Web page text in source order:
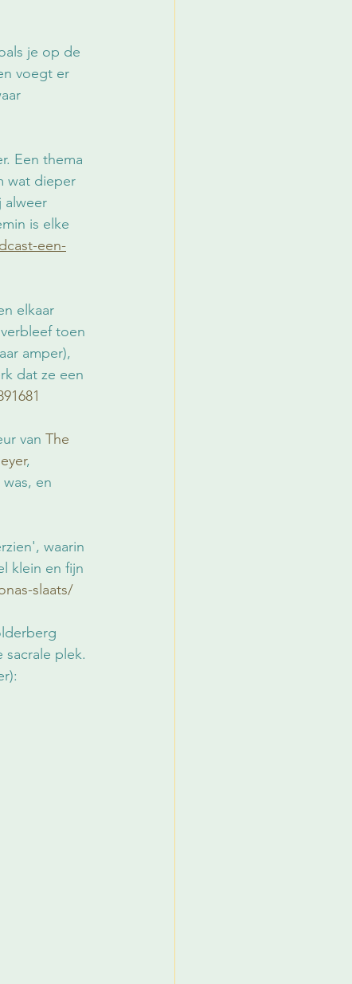
je op de
voegt er
Een thema
wat dieper
alweer
is elke
een-
elkaar
toen
amper),
dat ze een
van The
,
en
waarin
klein en fijn
slaats/
plek.